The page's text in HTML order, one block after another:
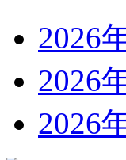
2026
2026
2026